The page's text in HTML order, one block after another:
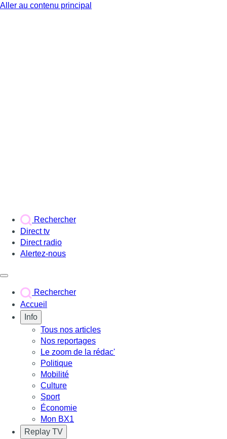
Aller au contenu principal
Rechercher
Direct tv
Direct radio
Alertez-nous
Rechercher
Accueil
Info
Tous nos articles
Nos reportages
Le zoom de la rédac'
Politique
Mobilité
Culture
Sport
Économie
Mon BX1
Replay TV